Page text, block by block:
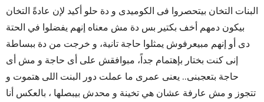
البنات التخان بيتحصروا فى الكوميدى و دة حلو أكيد لإن عادةً التخان
بيكون دمهم أخف بكتير بس دة مش معناه إنهم يفضلوا في الحتة
دى أو إنهم مبيعرفوش يمثلوا حاجة تانية، و خرجت من دة ببساطة
إنى كنت بختار بإهتمام جداً، مبوافقش على أى حاجة و مش أى
حاجة بتعجبنى.. يعنى عمرى ما عملت دور البنت اللى هتموت و
تتجوز و مش عارفة عشان هي تخينة و محدش بيبصلها ، بالعكس أنا